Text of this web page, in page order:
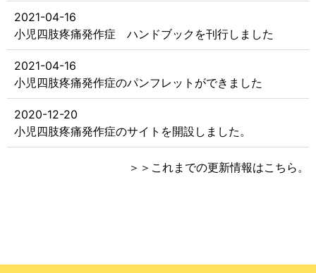
2021-04-16
小児四肢疼痛発作症 ハンドブックを刊行しました
2021-04-16
小児四肢疼痛発作症のパンフレットができました
2020-12-20
小児四肢疼痛発作症のサイトを開設しました。
＞＞これまでの更新情報はこちら 。